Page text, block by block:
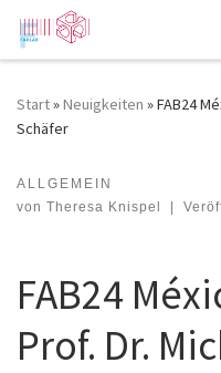
Zum Inhalt springen
Start»Neuigkeiten »FAB24
Schäfer
ALLGEMEIN
von Theresa Knispel |
FAB24
Prof. Dr.